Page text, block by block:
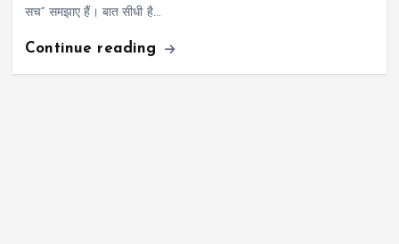
सच” समझाए हैं। बात सीधी है…
Continue reading